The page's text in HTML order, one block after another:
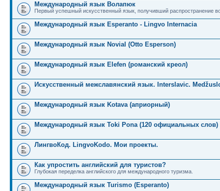
Международный язык Волапюк
Первый успешный искусственный язык, получивший распространение
Международный язык Esperanto - Lingvo Internacia
Международный язык Novial (Otto Esperson)
Международный язык Elefen (романский креол)
Искусственный межславянский язык. Interslavic.
Международный язык Kotava (априорный)
Международный язык Toki Pona (120 официальных слов)
ЛингвоКод. LingvoKodo. Мои проекты.
Как упростить английский для туристов?
Глубокая переделка английского для международного туризма.
Международный язык Turismo (Esperanto)